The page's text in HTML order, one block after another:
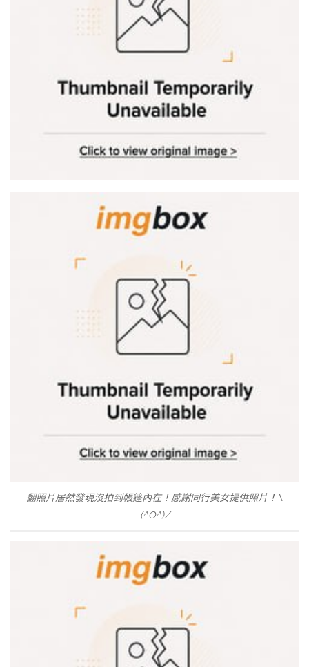
翻照片居然發現沒拍到帳篷內在！感謝同行美女提供照片！\
(^O^)/